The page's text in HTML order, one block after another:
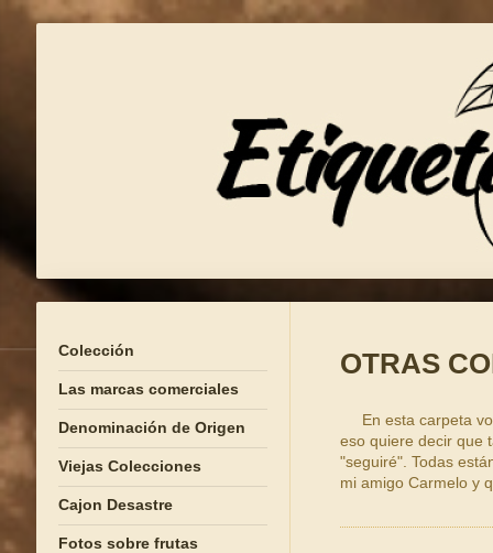
Colección
Las marcas comerciales
Denominación de Origen
Viejas Colecciones
Cajon Desastre
Fotos sobre frutas
OTRAS
En esta carpeta
eso quiere decir que
"seguiré". Todas
mi amigo Carmelo y